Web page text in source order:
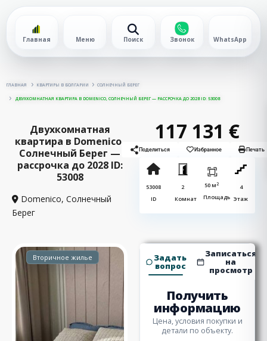
Главная Меню Поиск Звонок WhatsApp
ГЛАВНАЯ КВАРТИРЫ В БОЛГАРИИ СОЛНЕЧНЫЙ БЕРЕГ
ДВУХКОМНАТНАЯ КВАРТИРА В DOMENICO, СОЛНЕЧНЫЙ БЕРЕГ — РАССРОЧКА ДО 2028 ID: 53008
Двухкомнатная
квартира в Domenico,
Солнечный Берег —
рассрочка до 2028 ID:
53008
Domenico, Солнечный
Берег
117 131 €
Поделиться Избранное Печать
53008
ID
2
Комнат
50 м2
Площадь
4
Этаж
Вторичное жилье Задать
вопрос
Записаться
на
просмотр
Получить
информацию
Цена, условия покупки и
детали по объекту.